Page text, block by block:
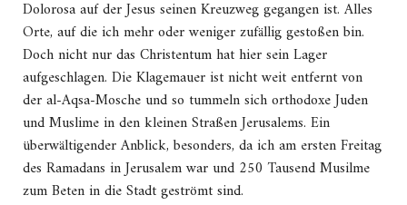
Dolorosa auf der Jesus seinen Kreuzweg gegangen ist. Alles
Orte, auf die ich mehr oder weniger zufällig gestoßen bin.
Doch nicht nur das Christentum hat hier sein Lager
aufgeschlagen. Die Klagemauer ist nicht weit entfernt von
der al-Aqsa-Mosche und so tummeln sich orthodoxe Juden
und Muslime in den kleinen Straßen Jerusalems. Ein
überwältigender Anblick, besonders, da ich am ersten Freitag
des Ramadans in Jerusalem war und 250 Tausend Musilme
zum Beten in die Stadt geströmt sind.